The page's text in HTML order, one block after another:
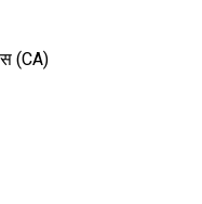
(CA)